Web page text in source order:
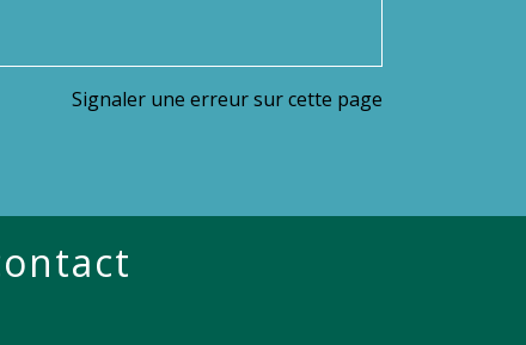
Signaler une erreur sur cette page